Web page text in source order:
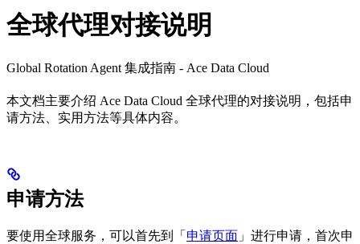
全球代理对接说明
Global Rotation Agent 集成指南 - Ace Data Cloud
本文档主要介绍 Ace Data Cloud 全球代理的对接说明，包括申
请方法、实用方法等具体内容。
申请方法
要使用全球服务，可以首先到「 申请页面 」进行申请，首次申